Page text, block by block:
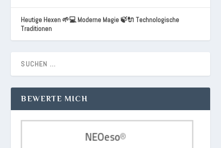
Heutige Hexen 🌱💻 Moderne Magie 🍃🔌 Technologische
Traditionen
BEWERTE MICH